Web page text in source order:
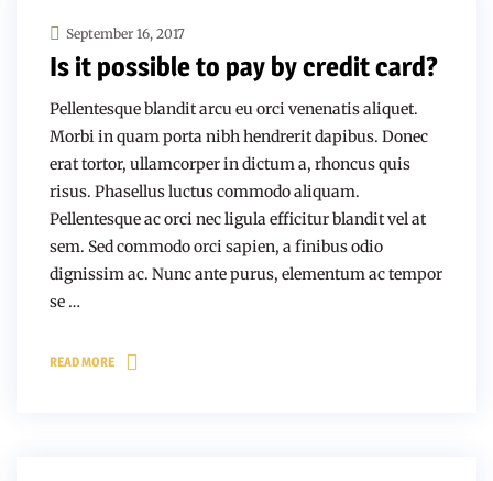
September 16, 2017
Is it possible to pay by credit card?
Pellentesque blandit arcu eu orci venenatis aliquet.
Morbi in quam porta nibh hendrerit dapibus. Donec
erat tortor, ullamcorper in dictum a, rhoncus quis
risus. Phasellus luctus commodo aliquam.
Pellentesque ac orci nec ligula efficitur blandit vel at
sem. Sed commodo orci sapien, a finibus odio
dignissim ac. Nunc ante purus, elementum ac tempor
se …
READ MORE